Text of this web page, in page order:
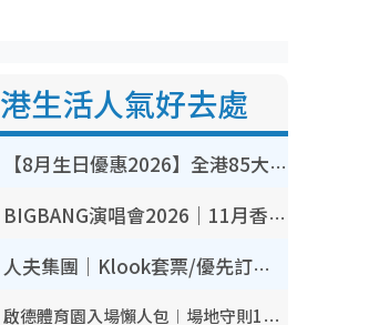
港生活人氣好去處
【8月生日優惠2026】全港85大食買玩著數攻略 自助餐/火鍋放題同行免費＋誠品/DONKI送現金券
BIGBANG演唱會2026｜11月香港啟德開3場！實名制VIP申請、優先購票攻略
人夫集團｜Klook套票/優先訂票/公開發售搶飛攻略！附票價.購票連結.場地座位表
啟德體育園入場懶人包︱場地守則12違禁品不可進場准帶細水樽但全場禁樽蓋！應援牌有限制！